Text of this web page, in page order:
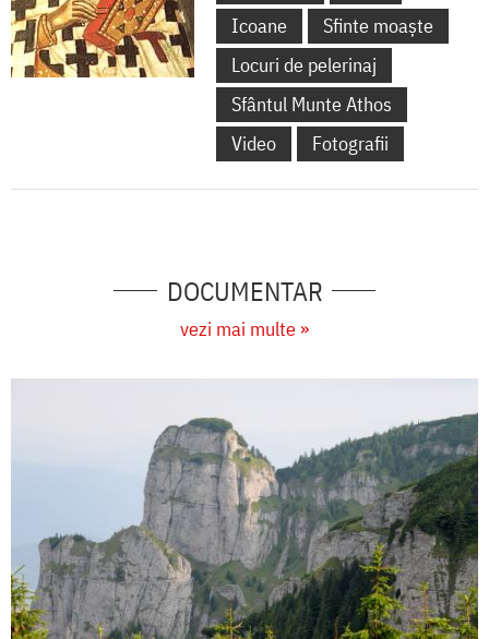
Icoane
Sfinte moaște
Locuri de pelerinaj
Sfântul Munte Athos
Video
Fotografii
DOCUMENTAR
vezi mai multe »